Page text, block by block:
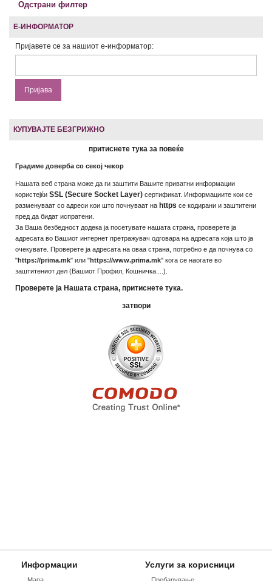
Одстрани филтер
Е-ИНФОРМАТОР
Пријавете се за нашиот е-информатор:
КУПУВАЈТЕ БЕЗГРИЖНО
притиснете тука за повеќе
Градиме доверба со секој чекор
Нашата веб страна може да ги заштити Вашите приватни информации
користејќи SSL (Secure Socket Layer) сертификат. Информациите кои се
разменуваат со адреси кои што почнуваат на https се кодирани и заштитени
пред да бидат испратени.
За Ваша безбедност додека ја посетувате нашата страна, проверете ја
адресата во Вашиот интернет претражувач одговара на адресата која што ја
очекувате. Проверете ја адресата на оваа страна, потребно е да почнува со
"https://prima.mk" или "https://www.prima.mk" кога се наогате во
заштитениот дел (Вашиот Профил, Кошничка....).
Проверете ја Нашата страна, притиснете тука.
затвори
Информации Услуги за корисници